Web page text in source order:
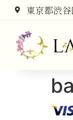
東京都渋